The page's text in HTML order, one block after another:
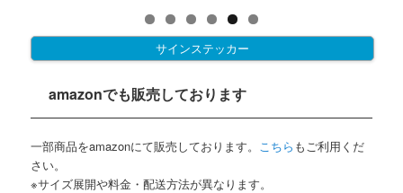
サインステッカー
amazonでも販売しております
一部商品をamazonにて販売しております。 こちら もご利用くだ
さい。
※サイズ展開や料金・配送方法が異なります。